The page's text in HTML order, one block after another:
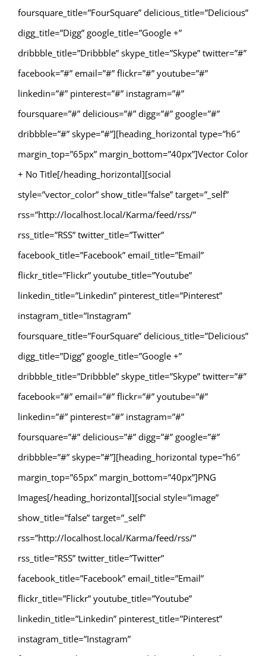
foursquare_title=”FourSquare” delicious_title=”Delicious”
digg_title=”Digg” google_title=”Google +”
dribbble_title=”Dribbble” skype_title=”Skype” twitter=”#”
facebook=”#” email=”#” flickr=”#” youtube=”#”
linkedin=”#” pinterest=”#” instagram=”#”
foursquare=”#” delicious=”#” digg=”#” google=”#”
dribbble=”#” skype=”#”][heading_horizontal type=”h6″
margin_top=”65px” margin_bottom=”40px”]Vector Color
+ No Title[/heading_horizontal][social
style=”vector_color” show_title=”false” target=”_self”
rss=”http://localhost.local/Karma/feed/rss/”
rss_title=”RSS” twitter_title=”Twitter”
facebook_title=”Facebook” email_title=”Email”
flickr_title=”Flickr” youtube_title=”Youtube”
linkedin_title=”Linkedin” pinterest_title=”Pinterest”
instagram_title=”Instagram”
foursquare_title=”FourSquare” delicious_title=”Delicious”
digg_title=”Digg” google_title=”Google +”
dribbble_title=”Dribbble” skype_title=”Skype” twitter=”#”
facebook=”#” email=”#” flickr=”#” youtube=”#”
linkedin=”#” pinterest=”#” instagram=”#”
foursquare=”#” delicious=”#” digg=”#” google=”#”
dribbble=”#” skype=”#”][heading_horizontal type=”h6″
margin_top=”65px” margin_bottom=”40px”]PNG
Images[/heading_horizontal][social style=”image”
show_title=”false” target=”_self”
rss=”http://localhost.local/Karma/feed/rss/”
rss_title=”RSS” twitter_title=”Twitter”
facebook_title=”Facebook” email_title=”Email”
flickr_title=”Flickr” youtube_title=”Youtube”
linkedin_title=”Linkedin” pinterest_title=”Pinterest”
instagram_title=”Instagram”